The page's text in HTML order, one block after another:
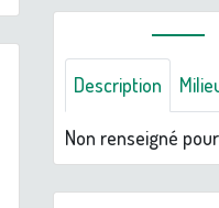
Description
Non renseigné